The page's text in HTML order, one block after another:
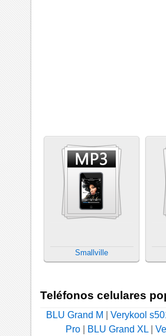
Smallville
Teléfonos celulares
BLU Grand M Verykool
Pro| BLU Grand XL|